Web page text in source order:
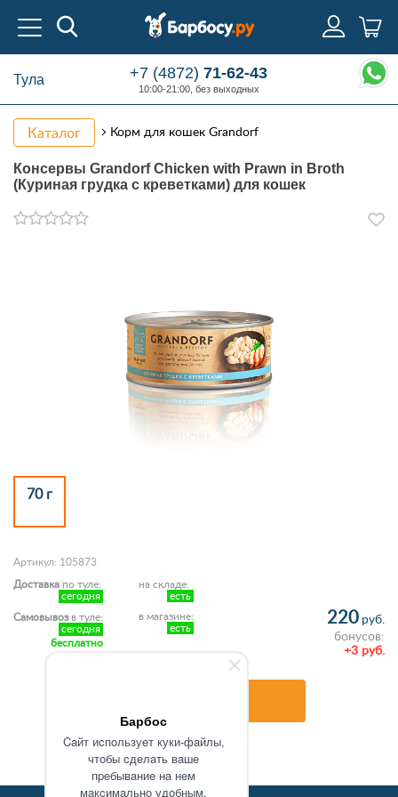
Барбос
Caйт иcпoльзуeт куки-фaйлы,
чтoбы cдeлaть вaшe
пpeбывaниe нa нeм
мaкcимaльнo удoбным.
Тула +7 (4872)71-62-43
10:00-21:00, без выходных
Каталог Корм для кошек Grandorf
Консервы Grandorf Chicken with Prawn in Broth
(Куриная грудка с креветками) для кошек
70 г
Артикул: 105873
на складе:
есть
в магазине:
есть
Доставка по туле:
сегодня
Самовывозв туле:
сегодня
бесплатно
220 руб.
бонусов:
+3 руб.